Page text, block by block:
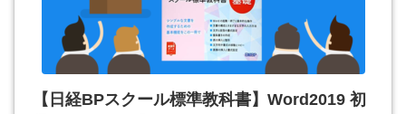
【日経BPスクール標準教科書】Word2019 初